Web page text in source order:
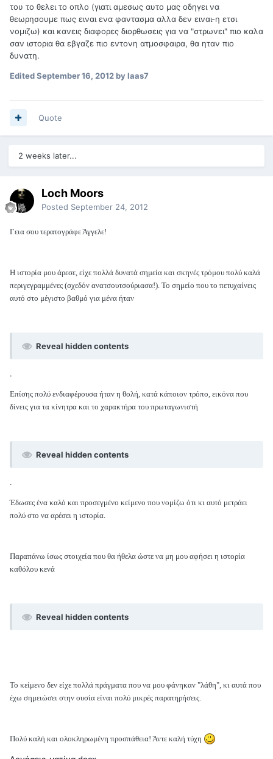
του το θελει το οπλο (γιατι αμεσως αυτο μας οδηγει να
θεωρησουμε πως ειναι ενα φαντασμα αλλα δεν ειναι-η ετσι
νομιζω) και κανεις διαφορες διορθωσεις για να "στρωνει" πιο καλα
σαν ιστορια θα εβγαζε πιο εντονη ατμοσφαιρα, θα ηταν πιο
δυνατη.
EditedSeptember 16, 2012by laas7
Quote
2 weeks later...
Loch Moors
Posted September 24, 2012
Γεια σου τερατογράφε Άγγελε!
Η ιστορία μου άρεσε, είχε πολλά δυνατά σημεία και σκηνές τρόμου πολύ καλά
περιγεγραμμένες (σχεδόν ανατσουτσούριασα!). Το σημείο που το πετυχαίνεις
αυτό στο μέγιστο βαθμό για μένα ήταν
Reveal hidden contents
.
Επίσης πολύ ενδιαφέρουσα ήταν η θολή, κατά κάποιον τρόπο, εικόνα που
δίνεις για τα κίνητρα και το χαρακτήρα του πρωταγωνιστή
Reveal hidden contents
.
Έδωσες ένα καλό και προσεγμένο κείμενο που νομίζω ότι κι αυτό μετράει
πολύ στο να αρέσει η ιστορία.
Παραπάνω ίσως στοιχεία που θα ήθελα ώστε να μη μου αφήσει η ιστορία
καθόλου κενά
Reveal hidden contents
Το κείμενο δεν είχε πολλά πράγματα που να μου φάνηκαν "λάθη", κι αυτά που
έχω σημειώσει στην ουσία είναι πολύ μικρές παρατηρήσεις.
Πολύ καλή και ολοκληρωμένη προσπάθεια! Άντε καλή τύχη